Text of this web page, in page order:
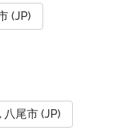
(JP)
八尾市 (JP)